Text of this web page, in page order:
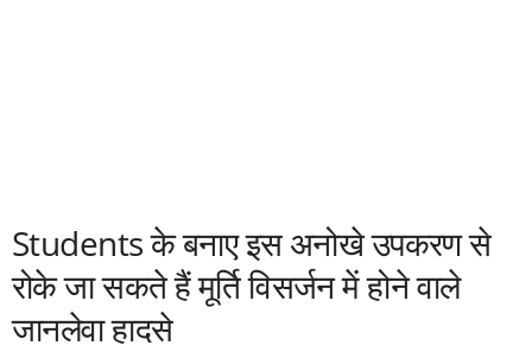
Students के बनाए इस अनोखे उपकरण से
रोके जा सकते हैं मूर्ति विसर्जन में होने वाले
जानलेवा हादसे